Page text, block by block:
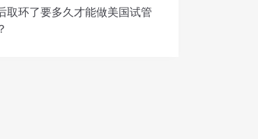
取环了要多久才能做美国试管